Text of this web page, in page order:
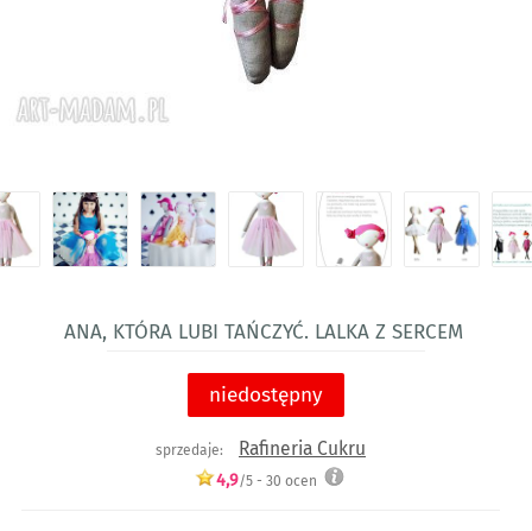
Ana, która lubi tańczyć. Lalka z sercem
niedostępny
sprzedaje: Rafineria Cukru
4,9/5 - 30 ocen